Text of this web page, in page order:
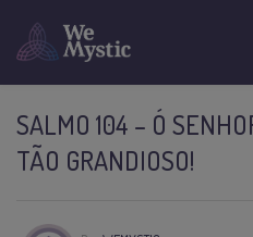
SALMO 104 – Ó
TÃO GRANDIOSO!